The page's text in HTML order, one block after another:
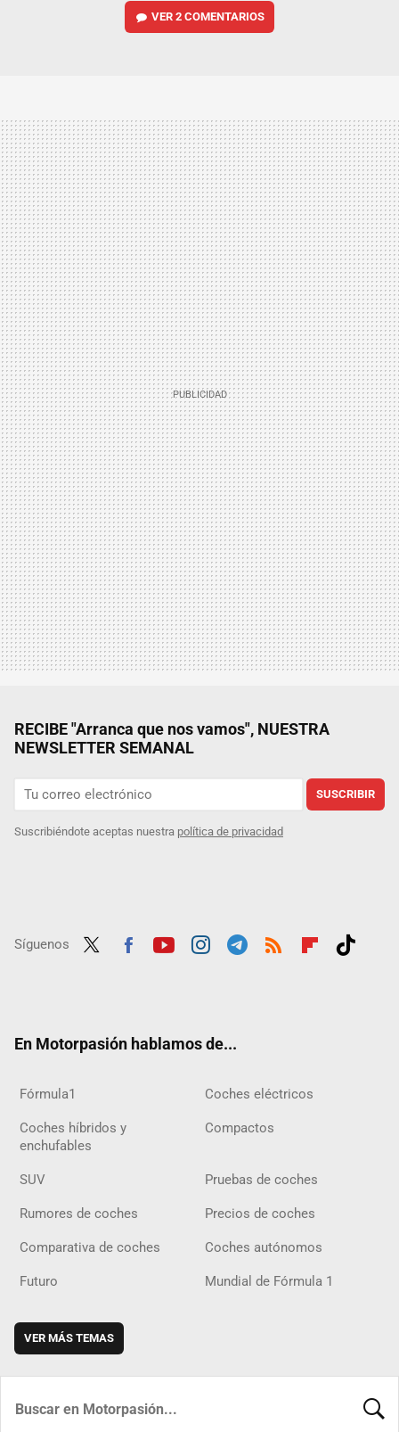
VER2 COMENTARIOS
RECIBE "Arranca que nos vamos", NUESTRA
NEWSLETTER SEMANAL
SUSCRIBIR
Suscribiéndote aceptas nuestra política de privacidad
Síguenos
En Motorpasión hablamos de...
Fórmula1 Coches eléctricos
Coches híbridos y
enchufables
Compactos
SUV Pruebas de coches
Rumores de coches Precios de coches
Comparativa de coches Coches autónomos
Futuro Mundial de Fórmula 1
VER MÁS TEMAS